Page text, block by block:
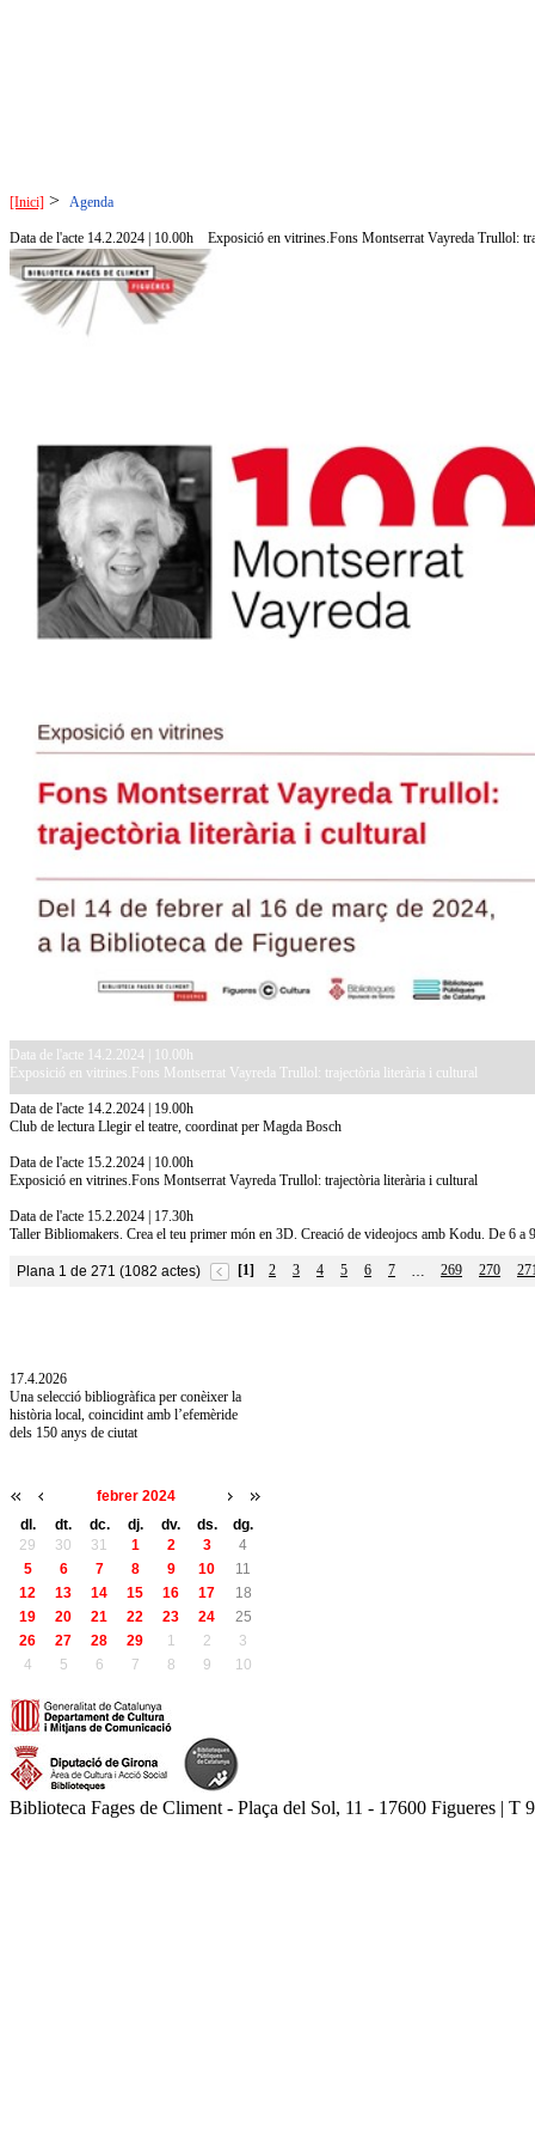
[Inici] > Agenda
Data de l'acte 14.2.2024 | 10.00h Exposició en vitrines.Fons Montserrat Vayreda Trullol:
Data de l'acte 14.2.2024 | 10.00h
Exposició en vitrines.Fons Montserrat Vayreda Trullol: trajectòria literària i cultural
Data de l'acte 14.2.2024 | 19.00h
Club de lectura Llegir el teatre, coordinat per Magda Bosch
Data de l'acte 15.2.2024 | 10.00h
Exposició en vitrines.Fons Montserrat Vayreda Trullol: trajectòria literària i cultural
Data de l'acte 15.2.2024 | 17.30h
Taller Bibliomakers. Crea el teu primer món en 3D. Creació de videojocs amb Kodu. De 6 a
Plana 1 de 271 (1082 actes) [1] 2 3 4 5 6 7 … 269 270
17.4.2026
Una selecció bibliogràfica per conèixer la
història local, coincidint amb l’efemèride
dels 150 anys de ciutat
febrer 2024
dl.
dt. dc. dj. dv. ds.
dg.
29
30 31 1 2 3
4
5
6 7 8 9 10
11
12
13 14 15 16 17
18
19
20 21 22 23 24
25
26
27 28 29 1 2
3
4
5 6 7 8 9 10
Biblioteca Fages de Climent - Plaça del Sol, 11 - 17600 Figueres |